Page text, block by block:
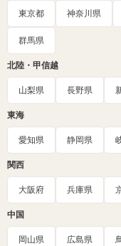
東京都 神奈川県
群馬県
北陸・甲信越
山梨県 長野県
東海
愛知県 静岡県
関西
大阪府 兵庫県
中国
岡山県 広島県